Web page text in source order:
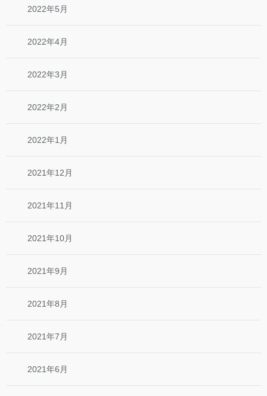
2022年5月
2022年4月
2022年3月
2022年2月
2022年1月
2021年12月
2021年11月
2021年10月
2021年9月
2021年8月
2021年7月
2021年6月